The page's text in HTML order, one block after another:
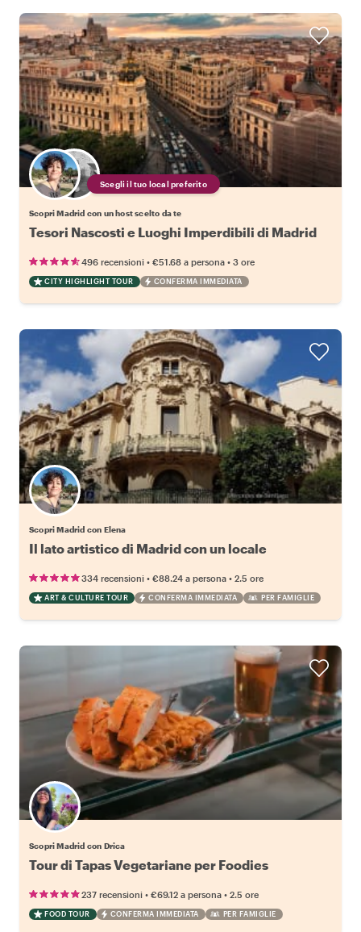
Scegli il tuo local preferito
Scopri Madrid con un host scelto da te
Tesori Nascosti e Luoghi Imperdibili di Madrid
496 recensioni • €51.68 a persona • 3 ore
CITY HIGHLIGHT TOUR CONFERMA IMMEDIATA
Scopri Madrid con Elena
Il lato artistico di Madrid con un locale
334 recensioni • €88.24 a persona • 2.5 ore
ART & CULTURE TOUR CONFERMA IMMEDIATA PER FAMIGLIE
Scopri Madrid con Drica
Tour di Tapas Vegetariane per Foodies
237 recensioni • €69.12 a persona • 2.5 ore
FOOD TOUR CONFERMA IMMEDIATA PER FAMIGLIE